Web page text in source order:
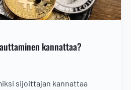
kannattaa?
sijoittajan kannattaa